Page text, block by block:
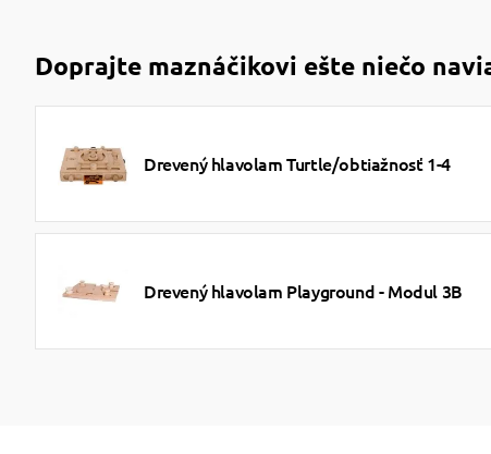
Doprajte maznáčikovi ešte niečo
Drevený hlavolam Turtle/obtiažnosť 1-4
Drevený hlavolam Playground - Modul 3B